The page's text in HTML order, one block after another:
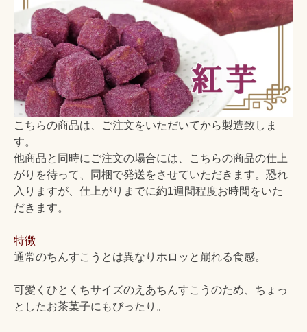
こちらの商品は、ご注文をいただいてから製造致しま
す。
他商品と同時にご注文の場合には、こちらの商品の仕上
がりを待って、同梱で発送をさせていただきます。恐れ
入りますが、仕上がりまでに約1週間程度お時間をいた
だきます。
特徴
通常のちんすこうとは異なりホロッと崩れる食感。
可愛くひとくちサイズのえあちんすこうのため、ちょっ
としたお茶菓子にもぴったり。